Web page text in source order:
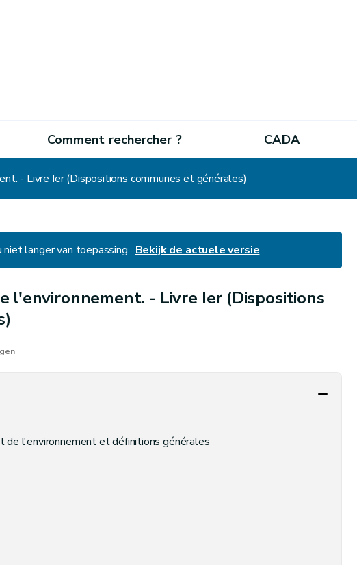
Comment rechercher ? CADA
- Livre Ier (Dispositions communes et générales)
langer van toepassing. Bekijk de actuele versie
l'environnement. - Livre Ier (Dispositions
de l'environnement et définitions générales